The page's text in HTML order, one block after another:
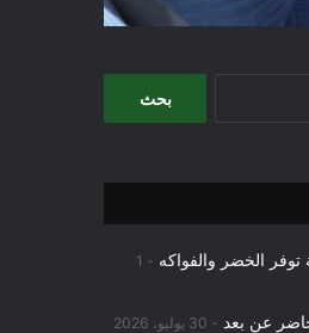
توفر الخضر والفواكه
1
عن بعد 30 يوليو، 2026